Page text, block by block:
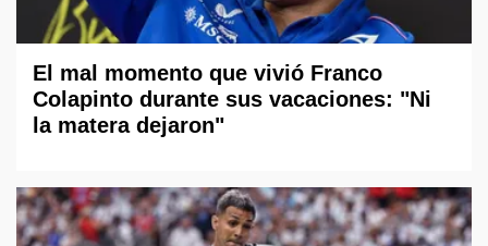
El mal momento que vivió Franco
Colapinto durante sus vacaciones: "Ni
la matera dejaron"